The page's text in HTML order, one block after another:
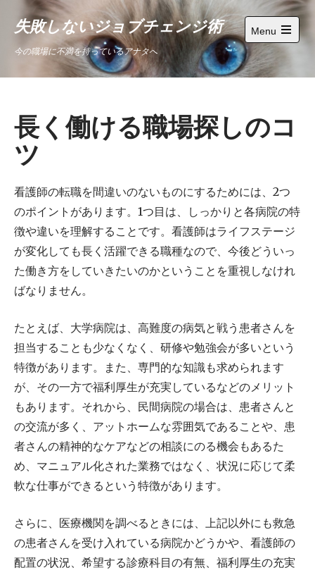
失敗しないジョブチェンジ術
今の職場に不満を持っているアナタへ
Menu
Open
main
menu
長く働ける職場探しのコ
ツ
看護師の転職を間違いのないものにするためには、2つ
のポイントがあります。1つ目は、しっかりと各病院の特
徴や違いを理解することです。看護師はライフステージ
が変化しても長く活躍できる職種なので、今後どういっ
た働き方をしていきたいのかということを重視しなけれ
ばなりません。
たとえば、大学病院は、高難度の病気と戦う患者さんを
担当することも少なくなく、研修や勉強会が多いという
特徴があります。また、専門的な知識も求められます
が、その一方で福利厚生が充実しているなどのメリット
もあります。それから、民間病院の場合は、患者さんと
の交流が多く、アットホームな雰囲気であることや、患
者さんの精神的なケアなどの相談にのる機会もあるた
め、マニュアル化された業務ではなく、状況に応じて柔
軟な仕事ができるという特徴があります。
さらに、医療機関を調べるときには、上記以外にも救急
の患者さんを受け入れている病院かどうかや、看護師の
配置の状況、希望する診療科目の有無、福利厚生の充実